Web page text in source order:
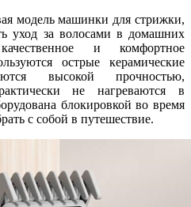
модель машинки для стрижки,
уход за волосами в домашних
и комфортное
острые керамические
высокой прочностью,
не нагреваются в
блокировкой во время
с собой в путешествие.